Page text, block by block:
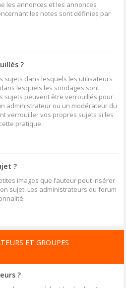
les annonces et les annonces
les notes sont définies par
?
sujets dans lesquels les utilisateurs
lesquels les sondages sont
sujets peuvent être verrouillés pour
administrateur ou un modérateur du
verrouiller vos propres sujets si les
pratique.
?
images que l’auteur peut insérer
sujet. Les administrateurs du forum
ET GROUPES
?